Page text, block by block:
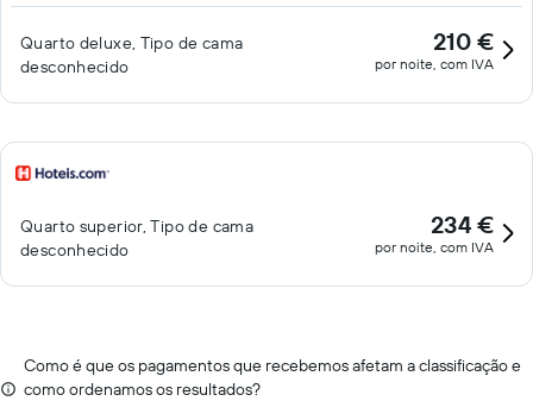
Quarto deluxe, Tipo de cama
desconhecido
210 €
por noite, com IVA
Quarto superior, Tipo de cama
desconhecido
234 €
por noite, com IVA
Como é que os pagamentos que recebemos afetam a classificação e
como ordenamos os resultados?